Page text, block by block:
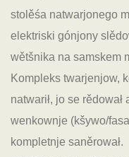
stolěśa natwarjonego
elektriski gónjony
wětšnika na samskem
Kompleks twarjenjow,
natwarił, jo se
wenkownje (kšywo/
kompletnje saněrował.